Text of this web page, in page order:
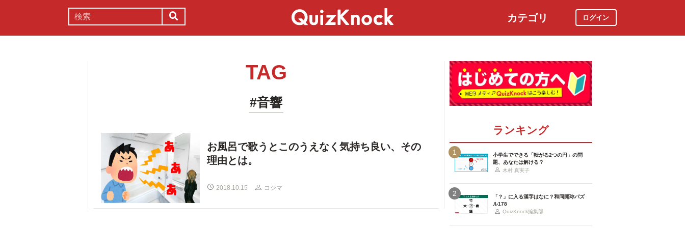
カテゴリ ログイン
TAG
#音響
お風呂で歌うとこのうえなく気持ち良い、その
理由とは。
2018.10.15 コジマ
ランキング
1
小学生でできる「転がる2つの円」の問
題、あなたは解ける？
木村 真実子
2
「？」に入る漢字はなに？和同開珎パズ
ル178
QuizKnock編集部